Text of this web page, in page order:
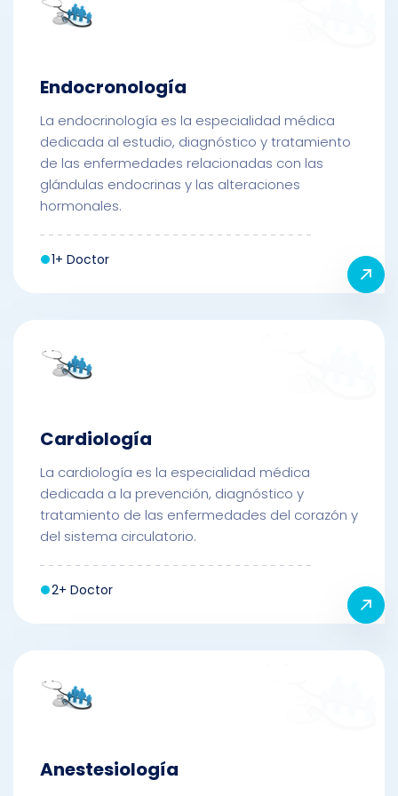
Endocronología
La endocrinología es la especialidad médica
dedicada al estudio, diagnóstico y tratamiento
de las enfermedades relacionadas con las
glándulas endocrinas y las alteraciones
hormonales.
1+ Doctor
Cardiología
La cardiología es la especialidad médica
dedicada a la prevención, diagnóstico y
tratamiento de las enfermedades del corazón y
del sistema circulatorio.
2+ Doctor
Anestesiología